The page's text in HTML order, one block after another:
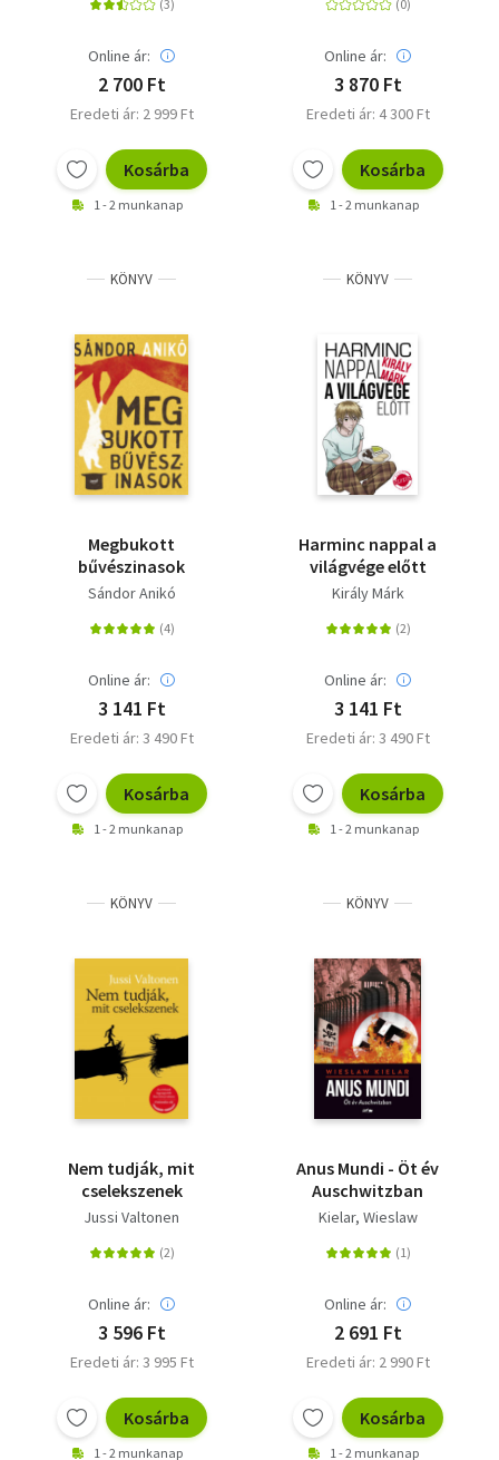
Online ár:
2 700 Ft
Eredeti ár: 2 999 Ft
Kosárba
1 - 2 munkanap
Online ár:
3 870 Ft
Eredeti ár: 4 300 Ft
Kosárba
1 - 2 munkanap
KÖNYV
Megbukott
bűvészinasok
Sándor Anikó
Online ár:
3 141 Ft
Eredeti ár: 3 490 Ft
Kosárba
1 - 2 munkanap
KÖNYV
Harminc nappal a
világvége előtt
Király Márk
Online ár:
3 141 Ft
Eredeti ár: 3 490 Ft
Kosárba
1 - 2 munkanap
KÖNYV
Nem tudják, mit
cselekszenek
Jussi Valtonen
Online ár:
3 596 Ft
Eredeti ár: 3 995 Ft
Kosárba
1 - 2 munkanap
KÖNYV
Anus Mundi - Öt év
Auschwitzban
Kielar, Wieslaw
Online ár:
2 691 Ft
Eredeti ár: 2 990 Ft
Kosárba
1 - 2 munkanap